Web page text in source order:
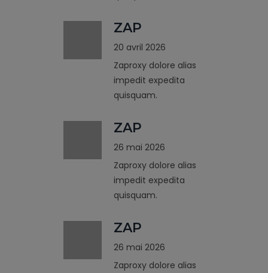
ZAP
20 avril 2026
Zaproxy dolore alias
impedit expedita
quisquam.
ZAP
26 mai 2026
Zaproxy dolore alias
impedit expedita
quisquam.
ZAP
26 mai 2026
Zaproxy dolore alias